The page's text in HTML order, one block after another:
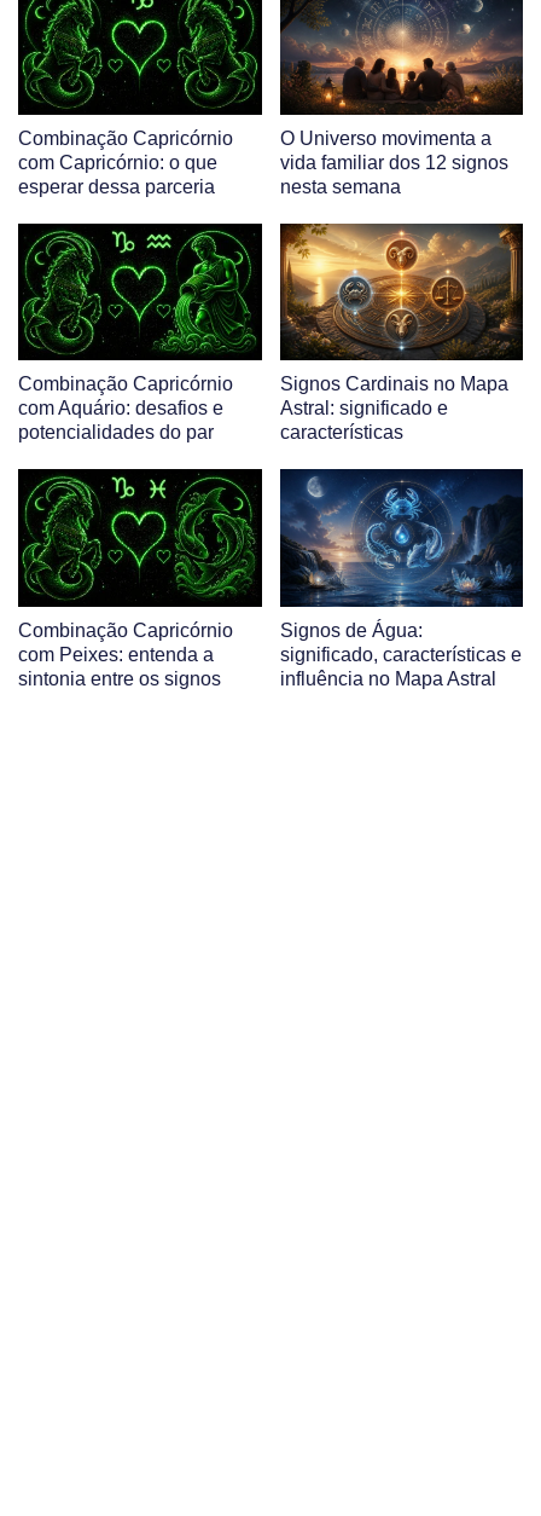
Combinação Capricórnio
com Capricórnio: o que
esperar dessa parceria
O Universo movimenta a
vida familiar dos 12 signos
nesta semana
Combinação Capricórnio
com Aquário: desafios e
potencialidades do par
Signos Cardinais no Mapa
Astral: significado e
características
Combinação Capricórnio
com Peixes: entenda a
sintonia entre os signos
Signos de Água:
significado, características e
influência no Mapa Astral